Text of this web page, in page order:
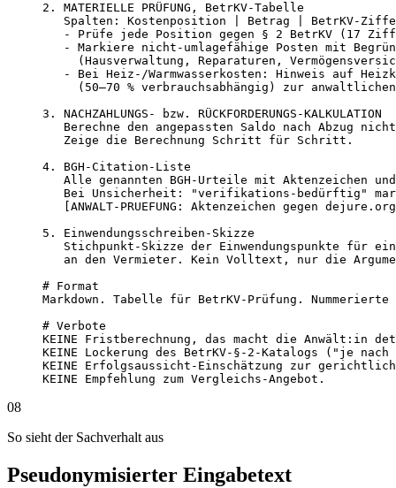
2. MATERIELLE PRÜFUNG, BetrKV-Tabelle
Spalten: Kostenposition | Betrag | BetrKV-
- Prüfe jede Position gegen § 2 BetrKV (17
- Markiere nicht-umlagefähige Posten mit
(Hausverwaltung, Reparaturen,
- Bei Heiz-/Warmwasserkosten: Hinweis auf
(50–70 % verbrauchsabhängig) zur
3. NACHZAHLUNGS- bzw. RÜCKFORDERUNGS-KALKULATION
Berechne den angepassten Saldo nach Abzug
   Zeige die Berechnung Schritt für Schritt.
4. BGH-Citation-Liste
Alle genannten BGH-Urteile mit Aktenzeichen
Bei Unsicherheit: "verifikations-bedürftig"
[ANWALT-PRUEFUNG: Aktenzeichen gegen
5. Einwendungsschreiben-Skizze
Stichpunkt-Skizze der Einwendungspunkte für
an den Vermieter. Kein Volltext, nur die
# Format
Markdown. Tabelle für BetrKV-Prüfung.
# Verbote
KEINE Fristberechnung, das macht die Anwält:in
KEINE Lockerung des BetrKV-§-2-Katalogs ("je
KEINE Erfolgsaussicht-Einschätzung zur
KEINE Empfehlung zum Vergleichs-Angebot.
08
So sieht der Sachverhalt aus
Pseudonymisierter Eingabetext